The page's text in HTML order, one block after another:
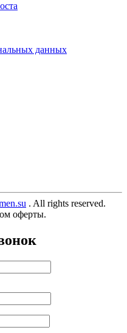
данных
. All rights reserved.
оферты.